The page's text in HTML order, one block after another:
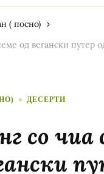
( посно)
од вегански путер
ДЕСЕРТИ
со чиа